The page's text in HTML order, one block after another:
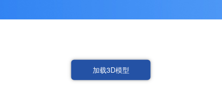
加载3D模型